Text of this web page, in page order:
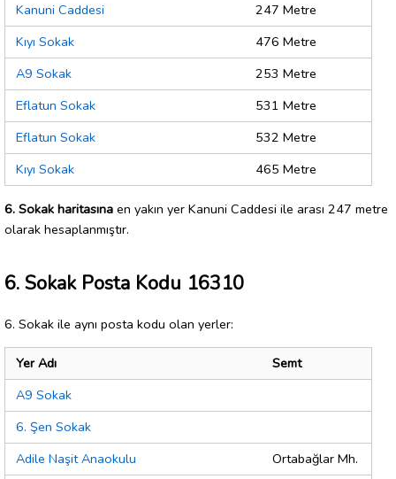
Kanuni Caddesi
247 Metre
Kıyı Sokak
476 Metre
A9 Sokak
253 Metre
Eflatun Sokak
531 Metre
Eflatun Sokak
532 Metre
Kıyı Sokak
465 Metre
6. Sokak haritasına en yakın yer Kanuni Caddesi ile arası 247 metre
olarak hesaplanmıştır.
6. Sokak Posta Kodu 16310
6. Sokak ile aynı posta kodu olan yerler:
Yer Adı
Semt
A9 Sokak
6. Şen Sokak
Adile Naşit Anaokulu
Ortabağlar Mh.